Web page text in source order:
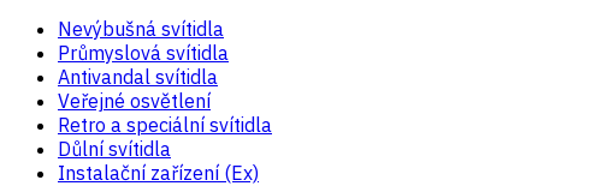
Nevýbušná svítidla
Průmyslová svítidla
Antivandal svítidla
Veřejné osvětlení
Retro a speciální svítidla
Důlní svítidla
Instalační zařízení (Ex)